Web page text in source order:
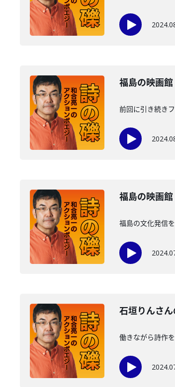
福島の映画
前回に引き続き
福島の映画
福島の文化発信
石垣りんさ
働きながら詩作